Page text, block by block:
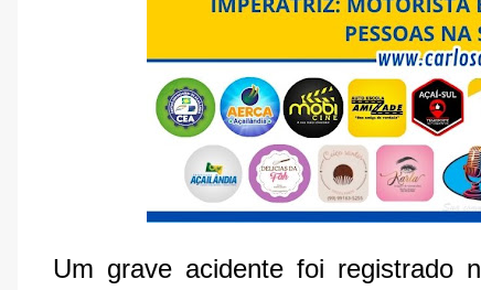
Um grave acidente foi registrado